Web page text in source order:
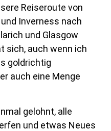
Reiseroute von
Inverness nach
und Glasgow
sich, auch wenn ich
goldrichtig
auch eine Menge
gelohnt, alle
und etwas Neues